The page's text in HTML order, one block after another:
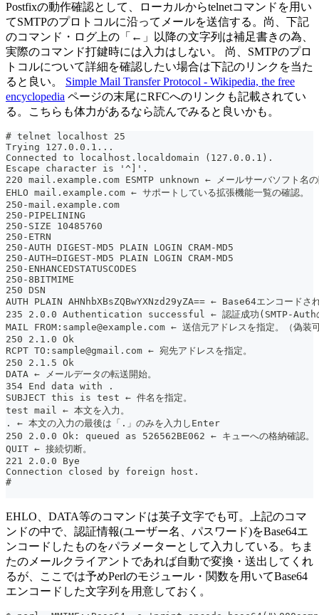
Postfixの動作確認として、ローカルからtelnetコマンドを用い
てSMTPのプロトコルに沿ってメールを送信する。尚、下記
のコマンド・ログ上の「←」以降の文字列は補足書きの為、
実際のコマンド打鍵時には入力はしない。 尚、SMTPのプロ
トコルについて詳細を確認したい場合は下記のリンクを当た
ると良い。 Simple Mail Transfer Protocol - Wikipedia, the free
encyclopedia ページの末尾にRFCへのリンクも記載されてい
る。こちらも体力があるなら読んでみると良いかも。
# telnet localhost 25
Trying 127.0.0.1...
Connected to localhost.localdomain (127.0.0.1).
Escape character is '^]'.
220 mail.example.com ESMTP unknown ← メールサーバソフト名の
EHLO mail.example.com ← サポートしている拡張機能一覧の確認。
250-mail.example.com
250-PIPELINING
250-SIZE 10485760
250-ETRN
250-AUTH DIGEST-MD5 PLAIN LOGIN CRAM-MD5
250-AUTH=DIGEST-MD5 PLAIN LOGIN CRAM-MD5
250-ENHANCEDSTATUSCODES
250-8BITMIME
250 DSN
AUTH PLAIN AHNhbXBsZQBwYXNzd29yZA== ← Base64エンコードさ
235 2.0.0 Authentication successful ← 認証成功(SMTP-Auth
MAIL FROM:sample@example.com ← 送信元アドレスを指定。（偽装
250 2.1.0 Ok
RCPT TO:sample@gmail.com ← 宛先アドレスを指定。
250 2.1.5 Ok
DATA ← メールデータの転送開始。
354 End data with .
SUBJECT this is test ← 件名を指定。
test mail ← 本文を入力。
. ← 本文の入力の最後は「.」のみを入力しEnter
250 2.0.0 Ok: queued as 526562BE062 ← キューへの格納確認。
QUIT ← 接続切断。
221 2.0.0 Bye
Connection closed by foreign host.
#
EHLO、DATA等のコマンドは英子文字でも可。上記のコマ
ンドの中で、認証情報(ユーザー名、パスワード)をBase64エ
ンコードしたものをパラメーターとして入力している。ちま
たのメールクライアントであれば自動で変換・送出してくれ
るが、ここでは予めPerlのモジュール・関数を用いてBase64
エンコードした文字列を用意しておく。